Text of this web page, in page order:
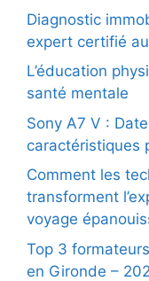
Diagnostic
expert certifié
L’éducation
santé mentale
Sony A7 V :
caractéristiques
Comment les
transforment
voyage
Top 3
en Gironde –